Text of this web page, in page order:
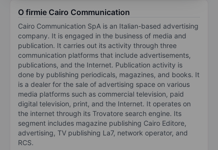
O firmie Cairo Communication
Cairo Communication SpA is an Italian-based advertising
company. It is engaged in the business of media and
publication. It carries out its activity through three
communication platforms that include advertisements,
publications, and the Internet. Publication activity is
done by publishing periodicals, magazines, and books. It
is a dealer for the sale of advertising space on various
media platforms such as commercial television, paid
digital television, print, and the Internet. It operates on
the internet through its Trovatore search engine. Its
segment includes magazine publishing Cairo Editore,
advertising, TV publishing La7, network operator, and
RCS.